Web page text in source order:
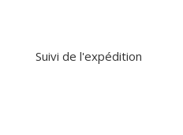
Suivi de l'expédition